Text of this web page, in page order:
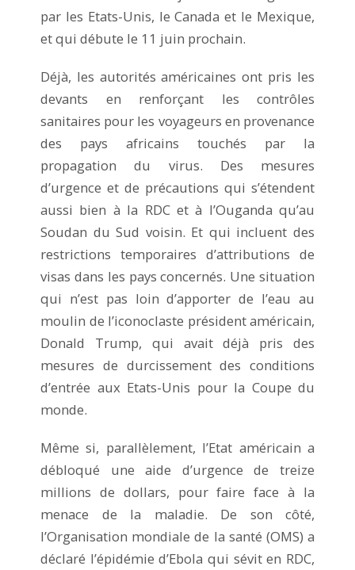
par les Etats-Unis, le Canada et le Mexique,
et qui débute le 11 juin prochain.
Déjà, les autorités américaines ont pris les
devants en renforçant les contrôles
sanitaires pour les voyageurs en provenance
des pays africains touchés par la
propagation du virus. Des mesures
d’urgence et de précautions qui s’étendent
aussi bien à la RDC et à l’Ouganda qu’au
Soudan du Sud voisin. Et qui incluent des
restrictions temporaires d’attributions de
visas dans les pays concernés. Une situation
qui n’est pas loin d’apporter de l’eau au
moulin de l’iconoclaste président américain,
Donald Trump, qui avait déjà pris des
mesures de durcissement des conditions
d’entrée aux Etats-Unis pour la Coupe du
monde.
Même si, parallèlement, l’Etat américain a
débloqué une aide d’urgence de treize
millions de dollars, pour faire face à la
menace de la maladie. De son côté,
l’Organisation mondiale de la santé (OMS) a
déclaré l’épidémie d’Ebola qui sévit en RDC,